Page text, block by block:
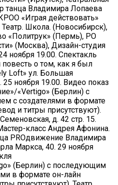
танца Владимира Лопаева
«Играя действовать»
Школа. (Новосибирск),
«Политрук» (Пермь), РО
(Москва), Дизайн-студия
ноября 19.00. Спектакль
о том, как я был
Loft» ул. Большая
ноября 19.00. Видео показ
«Vertigo» (Берлин) с
с создателями в формате
и титры присутствуют).
д. 42 стр. 15.
класс Андрея Афонина.
PROдвижение Владимира
Маркса, 40. 29 ноября
(Берлин) с последующим
в формате он-лайн